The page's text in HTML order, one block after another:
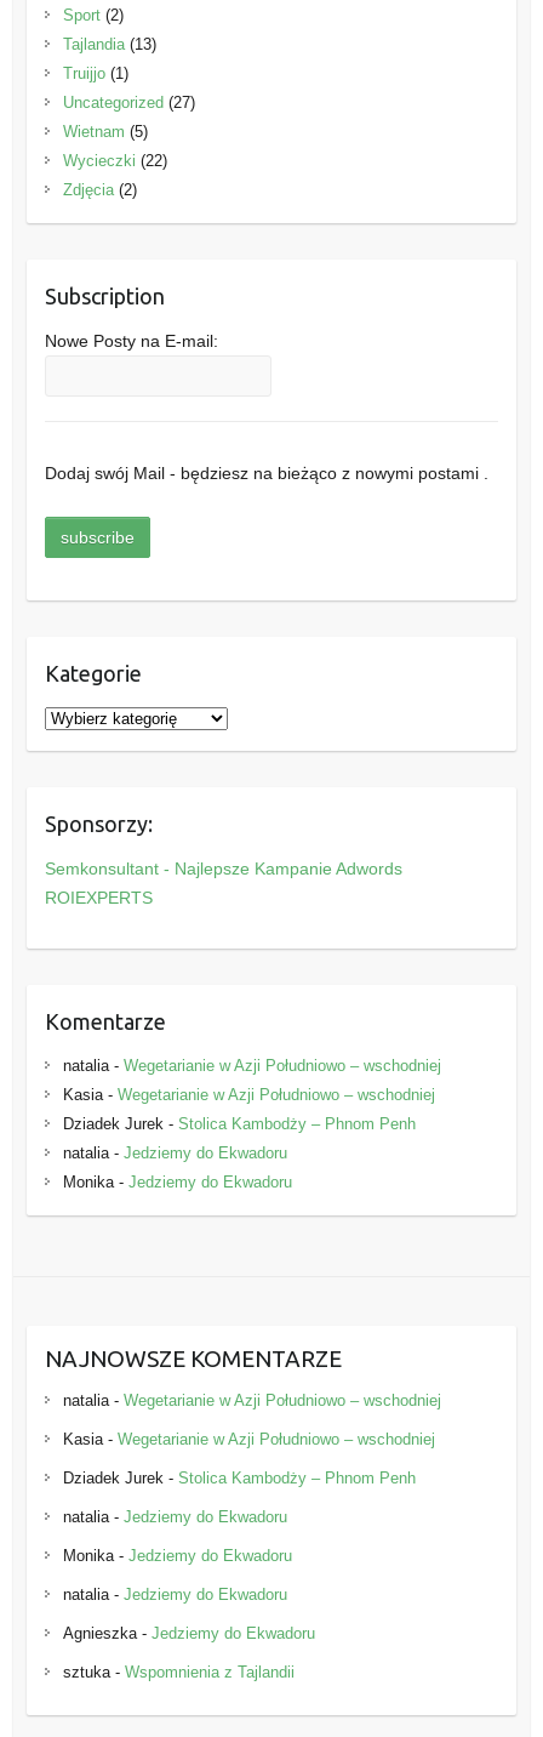
Sport(2)
Tajlandia(13)
Truijjo(1)
Uncategorized(27)
Wietnam (5)
Wycieczki (22)
Zdjęcia(2)
Subscription
Nowe Posty na E-mail:
Dodaj swój Mail - będziesz na bieżąco z nowymi postami .
Kategorie
K
a
g
o
r
e
Sponsorzy:
Semkonsultant - Najlepsze Kampanie Adwords
ROIEXPERTS
Komentarze
natalia- Wegetarianie w Azji Południowo – wschodniej
Kasia- Wegetarianie w Azji Południowo – wschodniej
Dziadek Jurek - Stolica Kambodży – Phnom Penh
natalia- Jedziemy do Ekwadoru
Monika- Jedziemy do Ekwadoru
NAJNOWSZE KOMENTARZE
natalia- Wegetarianie w Azji Południowo – wschodniej
Kasia- Wegetarianie w Azji Południowo – wschodniej
Dziadek Jurek - Stolica Kambodży – Phnom Penh
natalia- Jedziemy do Ekwadoru
Monika- Jedziemy do Ekwadoru
natalia- Jedziemy do Ekwadoru
Agnieszka- Jedziemy do Ekwadoru
sztuka- Wspomnienia z Tajlandii